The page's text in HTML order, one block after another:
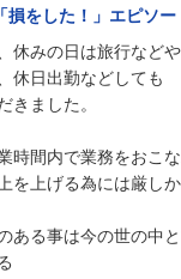
損をした！」エピソー
休みの日は旅行などや
休日出勤などしても
きました。
時間内で業務をおこ
を上げる為には厳し
ある事は今の世の中